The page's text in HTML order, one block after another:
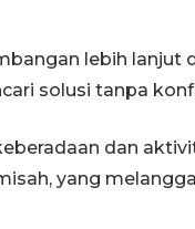
lebih lanjut
solusi tanpa
dan
yang